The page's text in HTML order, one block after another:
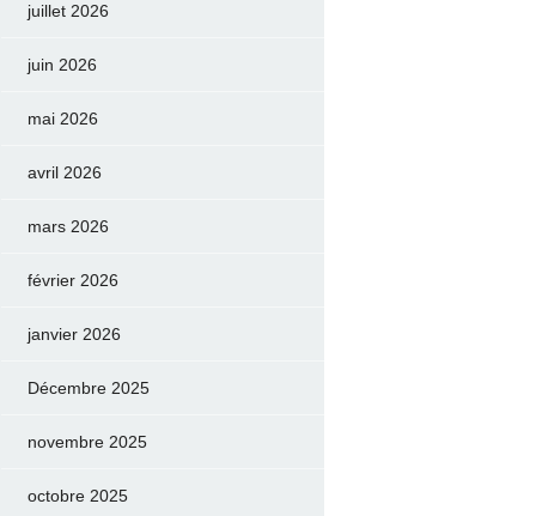
juillet 2026
juin 2026
mai 2026
avril 2026
mars 2026
février 2026
janvier 2026
Décembre 2025
novembre 2025
octobre 2025